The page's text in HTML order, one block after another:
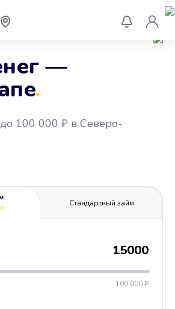
—
.
100 000 ₽ в Северо-
Стандартный займ
15000
100 000 ₽